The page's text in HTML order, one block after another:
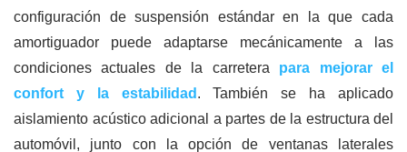
configuración de suspensión estándar en la que cada
amortiguador puede adaptarse mecánicamente a las
condiciones actuales de la carretera para mejorar el
confort y la estabilidad . También se ha aplicado
aislamiento acústico adicional a partes de la estructura del
automóvil, junto con la opción de ventanas laterales